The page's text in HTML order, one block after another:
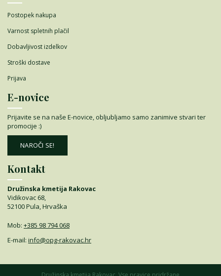
Postopek nakupa
Varnost spletnih plačil
Dobavljivost izdelkov
Stroški dostave
Prijava
E-novice
Prijavite se na naše E-novice, obljubljamo samo zanimive stvari ter
promocije :)
NAROČI SE!
Kontakt
Družinska kmetija Rakovac
Vidikovac 68,
52100 Pula, Hrvaška
Mob: +385 98 794 068
E-mail: info@opg-rakovac.hr